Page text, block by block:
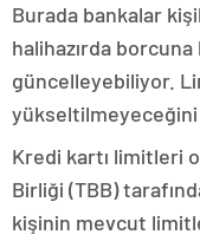
Burada bankalar
halihazırda
güncelleyebiliyor.
Kredi kartı limitleri
Birliği (TBB)
kişinin mevcut